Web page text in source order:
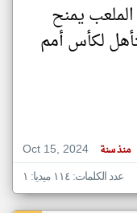
يمنح
لكأس أمم
Oct 15, 2024
منذ سنة
عدد الكلمات: ١١٤ ميديا: ١